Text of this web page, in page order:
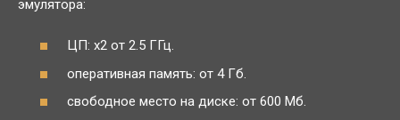
эмулятора:
ЦП: x2 от 2.5 ГГц.
оперативная память: от 4 Гб.
свободное место на диске: от 600 Мб.